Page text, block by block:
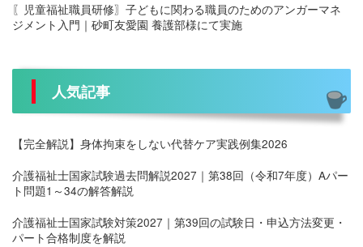
〖児童福祉職員研修〗子どもに関わる職員のためのアンガーマネ
ジメント入門｜砂町友愛園 養護部様にて実施
人気記事
【完全解説】身体拘束をしない代替ケア実践例集2026
介護福祉士国家試験過去問解説2027｜第38回（令和7年度）Aパー
ト問題1～34の解答解説
介護福祉士国家試験対策2027｜第39回の試験日・申込方法変更・
パート合格制度を解説